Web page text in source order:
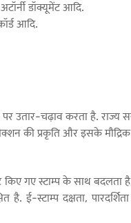
डॉक्यूमेंट आदि.
आदि.
उतार-चढ़ाव करता है.
की प्रकृति और इसके
गए स्टाम्प के साथ बदलता
ई-स्टाम्प दक्षता,